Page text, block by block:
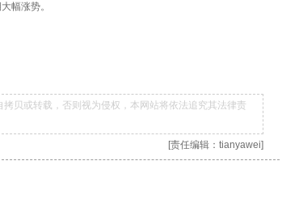
幅涨势。
贝或转载，否则视为侵权，本网站将依法追究其法律责
[责任编辑：tianyawei]